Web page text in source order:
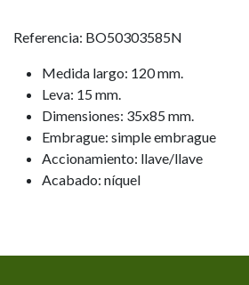
Referencia: BO50303585N
Medida largo: 120 mm.
Leva: 15 mm.
Dimensiones: 35x85 mm.
Embrague: simple embrague
Accionamiento: llave/llave
Acabado: níquel